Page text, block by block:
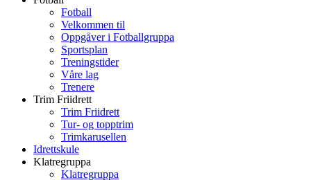
Fotball
Velkommen til
Oppgåver i Fotballgruppa
Sportsplan
Treningstider
Våre lag
Trenere
Trim Friidrett
Trim Friidrett
Tur- og topptrim
Trimkarusellen
Idrettskule
Klatregruppa
Klatregruppa